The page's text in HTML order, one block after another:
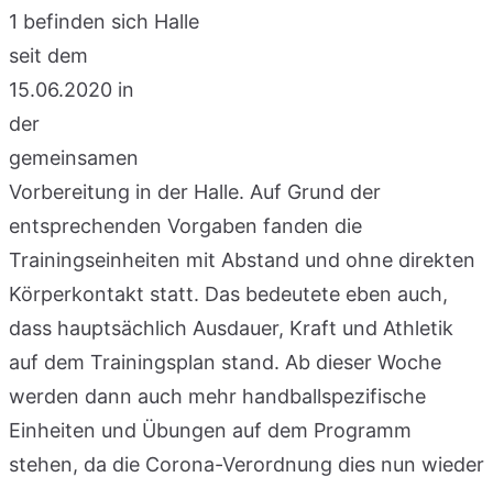
1 befinden sich
seit dem
15.06.2020 in
der
gemeinsamen
Vorbereitung in der Halle. Auf Grund der
entsprechenden Vorgaben fanden die
Trainingseinheiten mit Abstand und ohne direkten
Körperkontakt statt. Das bedeutete eben auch,
dass hauptsächlich Ausdauer, Kraft und Athletik
auf dem Trainingsplan stand. Ab dieser Woche
werden dann auch mehr handballspezifische
Einheiten und Übungen auf dem Programm
stehen, da die Corona-Verordnung dies nun wieder